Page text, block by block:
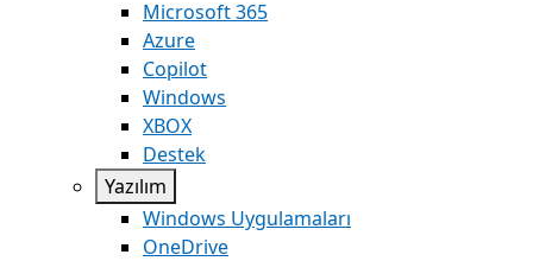
Microsoft 365
Azure
Copilot
Windows
XBOX
Destek
Yazılım
Windows Uygulamaları
OneDrive